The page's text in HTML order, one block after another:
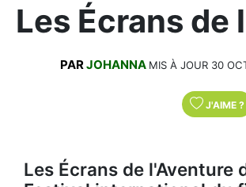
Les Écrans de
PARJOHANNA MIS À JOUR 30
J'AIME ?
Les Écrans de l'Aventure